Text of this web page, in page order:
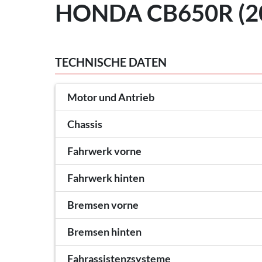
HONDA CB650R
TECHNISCHE DATEN
Motor und Antrieb
Chassis
Fahrwerk vorne
Fahrwerk hinten
Bremsen vorne
Bremsen hinten
Fahrassistenzsysteme